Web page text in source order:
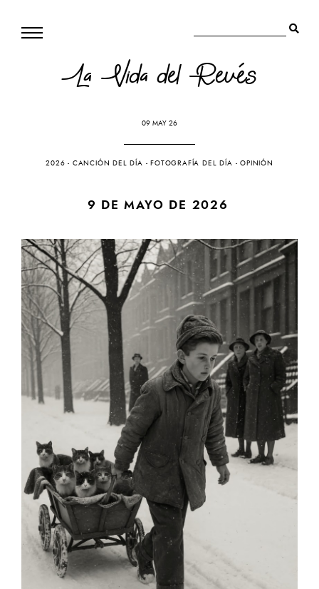
La Vida del Revés
09 MAY 26
2026 - CANCIÓN DEL DÍA -FOTOGRAFÍA DEL DÍA -OPINIÓN
9 DE MAYO DE 2026